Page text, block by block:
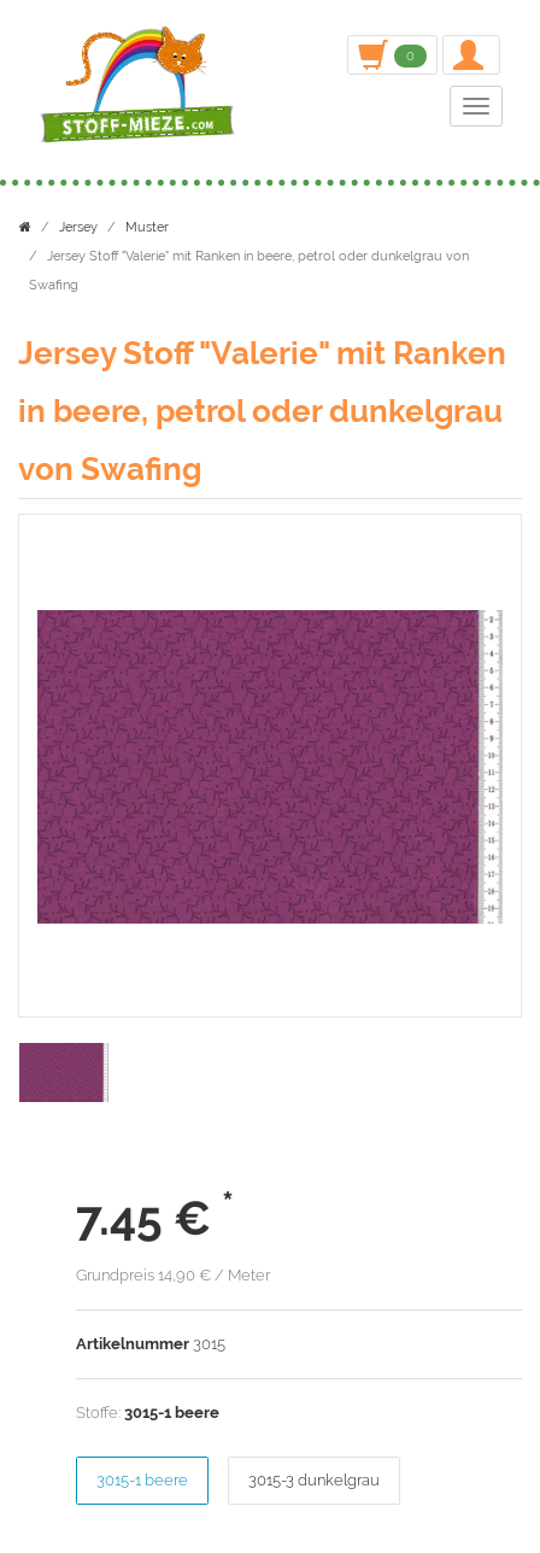
0
Toggle
Jersey
Muster
Jersey Stoff "Valerie" mit Ranken in beere, petrol oder dunkelgrau von
Swafing
Jersey Stoff "Valerie" mit Ranken
in beere, petrol oder dunkelgrau
von Swafing
7.45 € *
Grundpreis 14,90 € / Meter
Artikelnummer 3015
Stoffe: 3015-1 beere
3015-1 beere 3015-3 dunkelgrau